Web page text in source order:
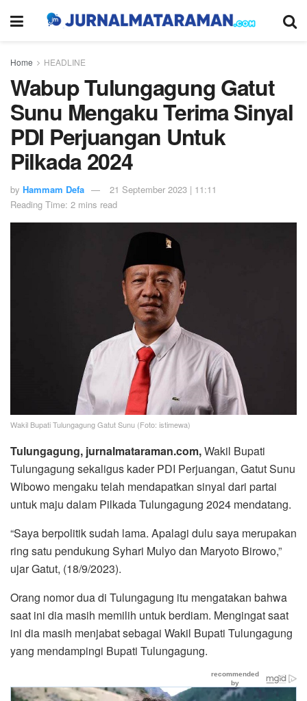
Home HEADLINE
Wabup Tulungagung Gatut
Sunu Mengaku Terima Sinyal
PDI Perjuangan Untuk
Pilkada 2024
by Hammam Defa
21 September 2023 | 11:11
Reading Time: 2 mins read
Wakil Bupati Tulungagung Gatut Sunu (Foto: istimewa)
Tulungagung, jurnalmataraman.com,Wakil Bupati
Tulungagung sekaligus kader PDI Perjuangan, Gatut Sunu
Wibowo mengaku telah mendapatkan sinyal dari partai
untuk maju dalam Pilkada Tulungagung 2024 mendatang.
“Saya berpolitik sudah lama. Apalagi dulu saya merupakan
ring satu pendukung Syhari Mulyo dan Maryoto Birowo,”
ujar Gatut, (18/9/2023).
Orang nomor dua di Tulungagung itu mengatakan bahwa
saat ini dia masih memilih untuk berdiam. Mengingat saat
ini dia masih menjabat sebagai Wakil Bupati Tulungagung
yang mendampingi Bupati Tulungagung.